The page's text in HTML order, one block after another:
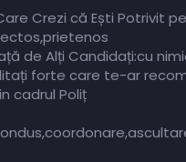
Crezi că Ești Potrivit
de Alți Candidați:cu
forte care te-ar
cadrul Poliț